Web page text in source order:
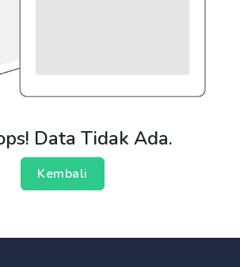
Data Tidak Ada.
Kembali